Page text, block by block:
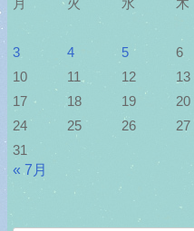
月
火 水 木
3
4 5 6
10
11 12 13
17
18 19 20
24
25 26 27
31
« 7月